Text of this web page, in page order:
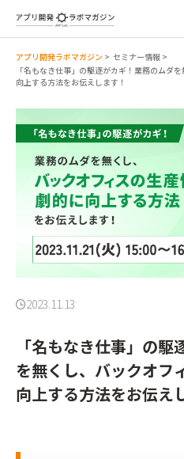
アプリ開発ラボマガジン > セミナー情報 >
「名もなき仕事」の駆逐がカギ！業務のムダ
向上する方法をお伝えします！
2023.11.13
「名もなき仕事」の
を無くし、バックオフ
向上する方法をお伝え